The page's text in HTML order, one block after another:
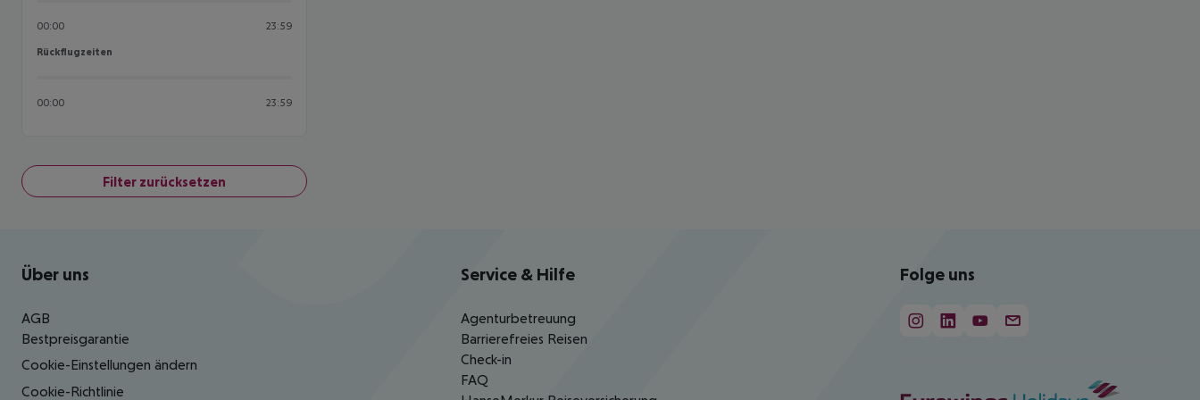
00:00 23:59
Rückflugzeiten
Rückflugzeiten
00:00 23:59
Filter zurücksetzen
Footer navigation
Über uns
AGB
Bestpreisgarantie
Cookie-Einstellungen ändern
Cookie-Richtlinie
Service & Hilfe
Agenturbetreuung
Barrierefreies Reisen
Check-in
FAQ
Folge uns